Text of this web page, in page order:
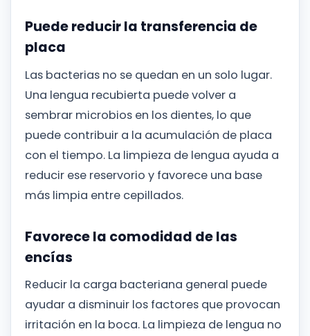
Puede reducir la transferencia de
placa
Las bacterias no se quedan en un solo lugar.
Una lengua recubierta puede volver a
sembrar microbios en los dientes, lo que
puede contribuir a la acumulación de placa
con el tiempo. La limpieza de lengua ayuda a
reducir ese reservorio y favorece una base
más limpia entre cepillados.
Favorece la comodidad de las
encías
Reducir la carga bacteriana general puede
ayudar a disminuir los factores que provocan
irritación en la boca. La limpieza de lengua no